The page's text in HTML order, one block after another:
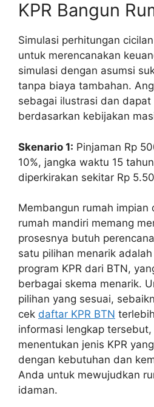
KPR Bangun
Simulasi perhitungan
untuk merencanakan
simulasi dengan asumsi
tanpa biaya tambahan.
sebagai ilustrasi dan
berdasarkan kebijakan
Skenario 1: Pinjaman Rp
10%, jangka waktu 15
diperkirakan sekitar Rp
Membangun rumah impian
rumah mandiri memang
prosesnya butuh
satu pilihan menarik
program KPR dari BTN,
berbagai skema menarik.
pilihan yang sesuai,
cek daftar KPR BTN
informasi lengkap
menentukan jenis KPR
dengan kebutuhan dan
Anda untuk mewujudkan
idaman.